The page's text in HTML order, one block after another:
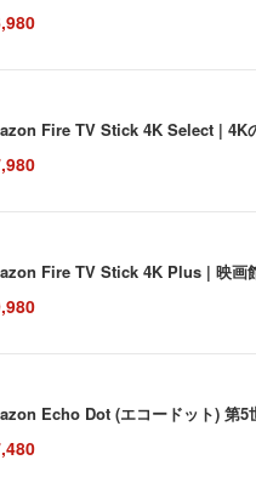
Fire TV Stick 4K Select | 4K
Fire TV Stick 4K Plus | 映画
Echo Dot (エコードット) 第5